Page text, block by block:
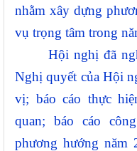
nhằm xây dựng
vụ trọng tâm trong
Hội nghị đã nghe
Nghị quyết của Hội
vị; báo cáo thực
quan; báo cáo
phương hướng năm